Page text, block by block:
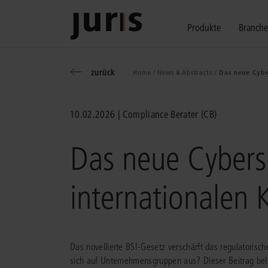
Produkte
Schalten Sie mit unseren flexibel
zu den Produkten
zu den Produkten
zu den Produkten
Erfahren Sie, welche Vorteile die
Fragen zum juris Portal oder zu
zurück Home / News & Abstracts / Das neue
10.02.2026 Compliance Berater (CB)
Das neue
internationalen
Das novellierte BSI-Gesetz verschärft das
sich auf Unternehmensgruppen aus? Dieser Beitrag